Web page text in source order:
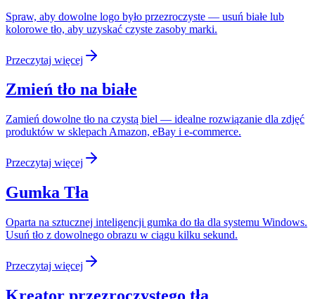
Spraw, aby dowolne logo było przezroczyste — usuń białe lub
kolorowe tło, aby uzyskać czyste zasoby marki.
Przeczytaj więcej
Zmień tło na białe
Zamień dowolne tło na czystą biel — idealne rozwiązanie dla zdjęć
produktów w sklepach Amazon, eBay i e-commerce.
Przeczytaj więcej
Gumka Tła
Oparta na sztucznej inteligencji gumka do tła dla systemu Windows.
Usuń tło z dowolnego obrazu w ciągu kilku sekund.
Przeczytaj więcej